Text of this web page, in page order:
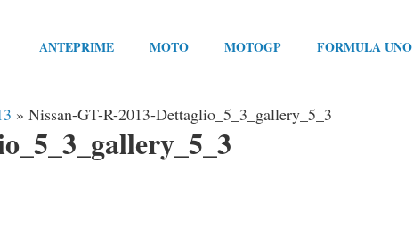
ANTEPRIME MOTO MOTOGP FORMULA UNO
» Nissan-GT-R-2013-Dettaglio_5_3_gallery_5_3